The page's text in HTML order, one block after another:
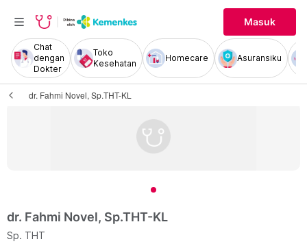
Masuk
Chat
dengan
Dokter
Toko
Kesehatan
Homecare Asuransiku
dr. Fahmi Novel, Sp.THT-KL
dr. Fahmi Novel, Sp.THT-KL
Sp. THT